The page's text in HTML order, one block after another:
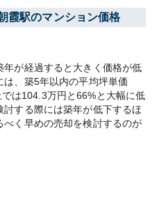
霞駅のマンション価格
が経過すると大きく価格が低
、築5年以内の平均坪単価
は104.3万円と66%と大幅に低
する際には築年が低下するほ
く早めの売却を検討するのが